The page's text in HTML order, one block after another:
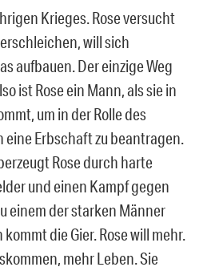
Krieges. Rose versucht
will sich
aufbauen. Der einzige Weg
ist Rose ein Mann, als sie in
um in der Rolle des
Erbschaft zu beantragen.
Rose durch harte
und einen Kampf gegen
einem der starken Männer
die Gier. Rose will mehr.
mehr Leben. Sie